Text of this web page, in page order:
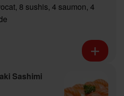
8 sushis, 4 saumon, 4
Sashimi